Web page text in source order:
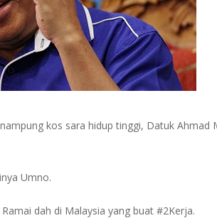
kos sara hidup tinggi, Datuk Ahmad
Umno.
dah di Malaysia yang buat #2Kerja.